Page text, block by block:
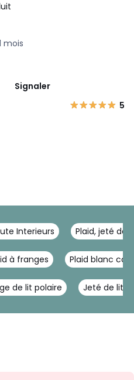
mois
Signaler
5
Interieurs Plaid, jeté de
à franges Plaid blanc
de lit polaire Jeté de lit